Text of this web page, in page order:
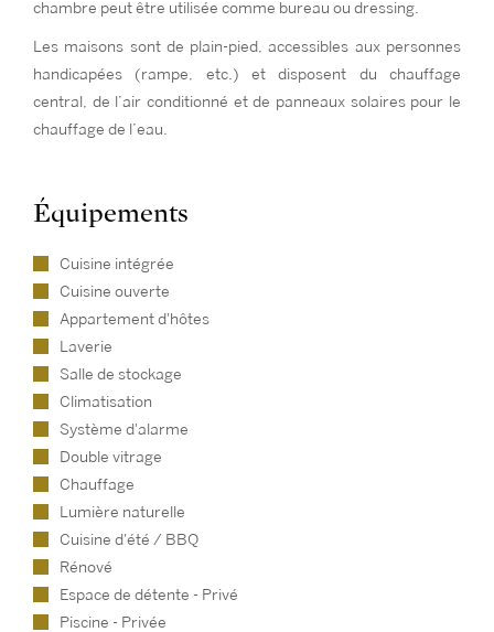
chambre peut être utilisée comme bureau ou dressing.
Les maisons sont de plain-pied, accessibles aux personnes
handicapées (rampe, etc.) et disposent du chauffage
central, de l’air conditionné et de panneaux solaires pour le
chauffage de l’eau.
Équipements
Cuisine intégrée
Cuisine ouverte
Appartement d'hôtes
Laverie
Salle de stockage
Climatisation
Système d'alarme
Double vitrage
Chauffage
Lumière naturelle
Cuisine d'été / BBQ
Rénové
Espace de détente - Privé
Piscine - Privée